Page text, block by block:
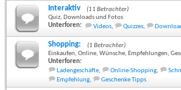
Interaktiv
(11 Betrachter)
Quiz, Downloads und Fotos
Unterforen:
Videos, Quizzes,
Shopping:
(1 Betrachter)
Einkaufen, Online, Wünsche, Empfehlungen,
Unterforen:
Ladengeschäfte, Online-Shopping,
Empfehlung, Geschenke Tipps